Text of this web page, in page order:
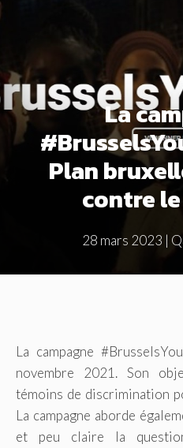
La
Plan
contre
28 mars 2023 |
La campagne
novembre 2021. Son
témoins de discrimination
La campagne aborde
et peu claire la